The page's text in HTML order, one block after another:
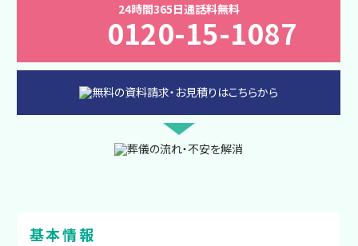
24時間365日通話料無料
0120-15-1087
基本情報